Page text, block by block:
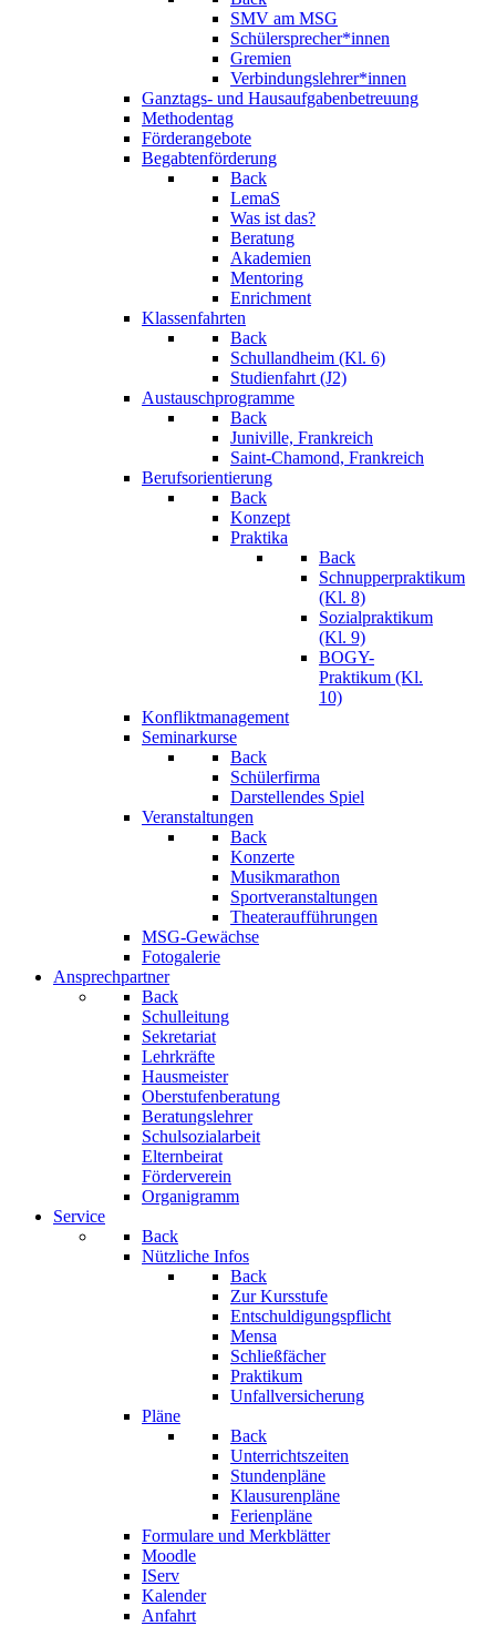
SMV am MSG
Schülersprecher*innen
Gremien
Verbindungslehrer*innen
Ganztags- und Hausaufgabenbetreuung
Methodentag
Förderangebote
Begabtenförderung
Back
LemaS
Was ist das?
Beratung
Akademien
Mentoring
Enrichment
Klassenfahrten
Back
Schullandheim (Kl. 6)
Studienfahrt (J2)
Austauschprogramme
Back
Juniville, Frankreich
Saint-Chamond, Frankreich
Berufsorientierung
Back
Konzept
Praktika
Back
Schnupperpraktikum
(Kl. 8)
Sozialpraktikum
(Kl. 9)
BOGY-
Praktikum (Kl.
10)
Konfliktmanagement
Seminarkurse
Back
Schülerfirma
Darstellendes Spiel
Veranstaltungen
Back
Konzerte
Musikmarathon
Sportveranstaltungen
Theateraufführungen
MSG-Gewächse
Fotogalerie
Ansprechpartner
Back
Schulleitung
Sekretariat
Lehrkräfte
Hausmeister
Oberstufenberatung
Beratungslehrer
Schulsozialarbeit
Elternbeirat
Förderverein
Organigramm
Service
Back
Nützliche Infos
Back
Zur Kursstufe
Entschuldigungspflicht
Mensa
Schließfächer
Praktikum
Unfallversicherung
Pläne
Back
Unterrichtszeiten
Stundenpläne
Klausurenpläne
Ferienpläne
Formulare und Merkblätter
Moodle
IServ
Kalender
Anfahrt